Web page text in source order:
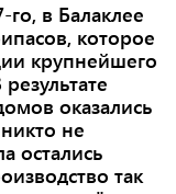
в Балаклее
которое
крупнейшего
оказались
не
остались
так